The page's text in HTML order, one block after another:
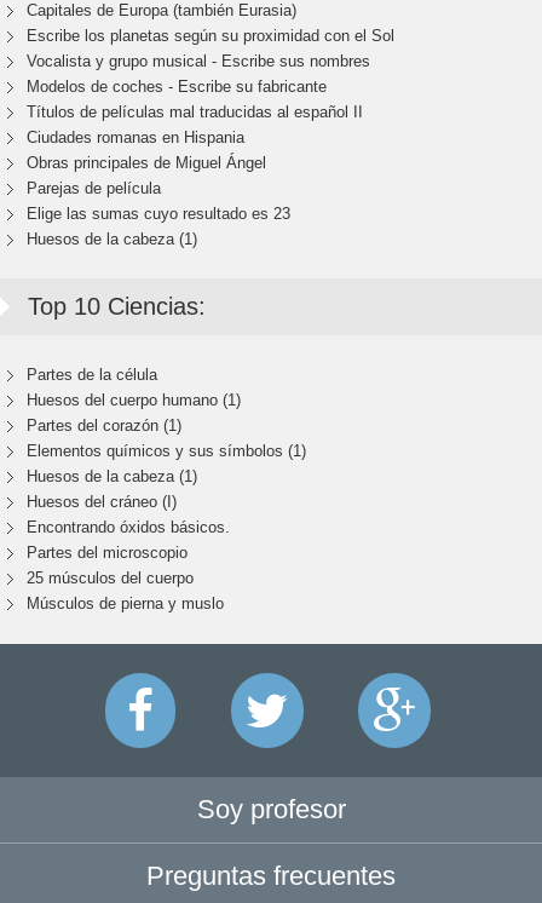
Capitales de Europa (también Eurasia)
Escribe los planetas según su proximidad con el Sol
Vocalista y grupo musical - Escribe sus nombres
Modelos de coches - Escribe su fabricante
Títulos de películas mal traducidas al español II
Ciudades romanas en Hispania
Obras principales de Miguel Ángel
Parejas de película
Elige las sumas cuyo resultado es 23
Huesos de la cabeza (1)
Top 10 Ciencias:
Partes de la célula
Huesos del cuerpo humano (1)
Partes del corazón (1)
Elementos químicos y sus símbolos (1)
Huesos de la cabeza (1)
Huesos del cráneo (I)
Encontrando óxidos básicos.
Partes del microscopio
25 músculos del cuerpo
Músculos de pierna y muslo
Soy profesor
Preguntas frecuentes